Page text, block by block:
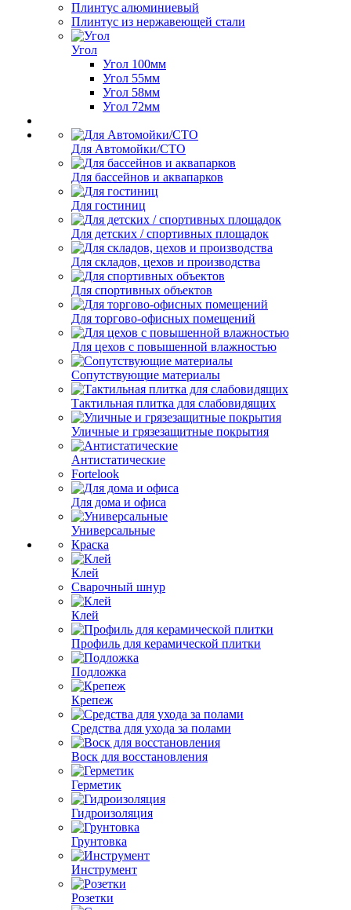
Плинтус алюминиевый
Плинтус из нержавеющей стали
Угол
Угол 100мм
Угол 55мм
Угол 58мм
Угол 72мм
Для Автомойки/СТО
Для бассейнов и аквапарков
Для гостиниц
Для детских / спортивных площадок
Для складов, цехов и производства
Для спортивных объектов
Для торгово-офисных помещений
Для цехов с повышенной влажностью
Сопутствующие материалы
Тактильная плитка для слабовидящих
Уличные и грязезащитные покрытия
Антистатические
Fortelook
Для дома и офиса
Универсальные
Краска
Клей
Сварочный шнур
Клей
Профиль для керамической плитки
Подложка
Крепеж
Средства для ухода за полами
Воск для восстановления
Герметик
Гидроизоляция
Грунтовка
Инструмент
Розетки